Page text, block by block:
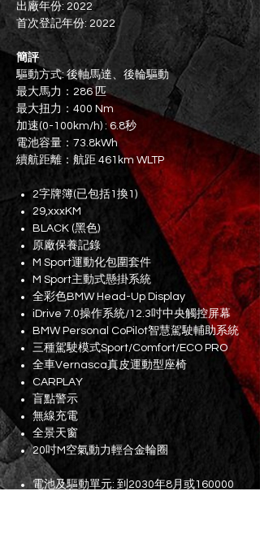
出廠年份: 2022
首次登記年份: 2022
簡評
驅動方式: 後軸馬達、後輪驅動
最大馬力：286 匹
最大扭力：400 Nm
加速(0-100km/h) : 6.8秒
電池容量：73.8kWh
續航距離：航距 461km WLTP
2字牌簿(已包括1換1)
29,xxxKM
BLACK (黑色)
原廠保養記錄
M Sport運動化包圍套件
M Sport主動式懸掛系統
全彩色BMW Head-Up Display
iDrive 7.0操作系統/12.3吋中央觸控屏幕
BMW Personal CoPilot智慧駕駛輔助系統
三種駕駛模式Sport/Comfort/ECO PRO
全車Vernasca真皮運動型座椅
CARPLAY
盲點警示
無線充電
全景天窗
20吋M空氣動力輕合金輪圈
電池及驅動單元: 到2030年8月或160000